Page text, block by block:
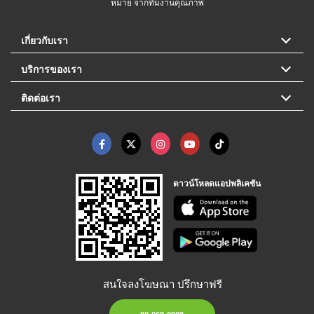
เกี่ยวกับเรา
บริการของเรา
ติดต่อเรา
ดาวน์โหลดแอปพลิเคชัน
สนใจลงโฆษณา ปรึกษาฟรี